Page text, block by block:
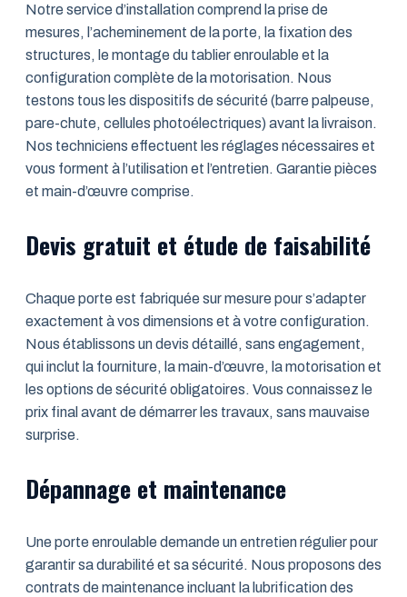
Notre service d’installation comprend la prise de
mesures, l’acheminement de la porte, la fixation des
structures, le montage du tablier enroulable et la
configuration complète de la motorisation. Nous
testons tous les dispositifs de sécurité (barre palpeuse,
pare-chute, cellules photoélectriques) avant la livraison.
Nos techniciens effectuent les réglages nécessaires et
vous forment à l’utilisation et l’entretien. Garantie pièces
et main-d’œuvre comprise.
Devis gratuit et étude de faisabilité
Chaque porte est fabriquée sur mesure pour s’adapter
exactement à vos dimensions et à votre configuration.
Nous établissons un devis détaillé, sans engagement,
qui inclut la fourniture, la main-d’œuvre, la motorisation et
les options de sécurité obligatoires. Vous connaissez le
prix final avant de démarrer les travaux, sans mauvaise
surprise.
Dépannage et maintenance
Une porte enroulable demande un entretien régulier pour
garantir sa durabilité et sa sécurité. Nous proposons des
contrats de maintenance incluant la lubrification des